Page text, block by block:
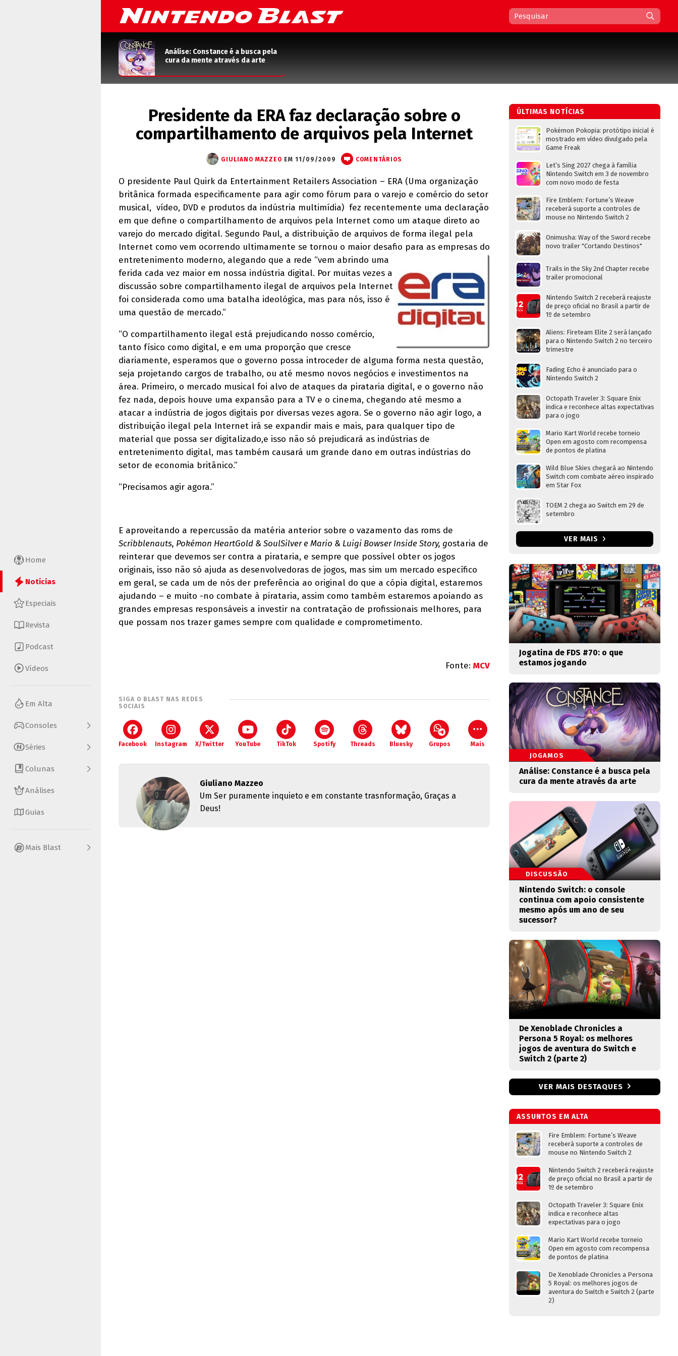
Home
Notícias
Especiais
Revista
Podcast
Vídeos
Em Alta
Consoles
Séries
Colunas
Análises
Guias
Mais Blast
Análise: Constance é a busca pela
cura da mente através da arte
Presidente da ERA faz declaração sobre o
compartilhamento de arquivos pela Internet
GIULIANO MAZZEO EM 11/09/2009 COMENTÁRIOS
O presidente Paul Quirk da Entertainment Retailers Association – ERA (Uma organização
britânica formada especificamente para agir como fórum para o varejo e comércio do setor
musical, vídeo, DVD e produtos da indústria multimídia) fez recentemente uma declaração
em que define o compartilhamento de arquivos pela Internet como um ataque direto ao
varejo do mercado digital. Segundo Paul, a distribuição de arquivos de forma ilegal pela
Internet como vem ocorrendo ultimamente se tornou o maior desafio para as empresas do
entretenimento moderno, alegando que a rede “vem abrindo uma
ferida cada vez maior em nossa indústria digital. Por muitas vezes a
discussão sobre compartilhamento ilegal de arquivos pela Internet
foi considerada como uma batalha ideológica, mas para nós, isso é
uma questão de mercado.”
“O compartilhamento ilegal está prejudicando nosso comércio,
tanto físico como digital, e em uma proporção que cresce
diariamente, esperamos que o governo possa introceder de alguma forma nesta questão,
seja projetando cargos de trabalho, ou até mesmo novos negócios e investimentos na
área. Primeiro, o mercado musical foi alvo de ataques da pirataria digital, e o governo não
fez nada, depois houve uma expansão para a TV e o cinema, chegando até mesmo a
atacar a indústria de jogos digitais por diversas vezes agora. Se o governo não agir logo, a
distribuição ilegal pela Internet irá se expandir mais e mais, para qualquer tipo de
material que possa ser digitalizado,e isso não só prejudicará as indústrias de
entretenimento digital, mas também causará um grande dano em outras indústrias do
setor de economia britânico.”
“Precisamos agir agora.”
E aproveitando a repercussão da matéria anterior sobre o vazamento das roms de
Scribblenauts, Pokémon HeartGold & SoulSilver e Mario & Luigi Bowser Inside Story, gostaria de
reinterar que devemos ser contra a pirataria, e sempre que possível obter os jogos
originais, isso não só ajuda as desenvolvedoras de jogos, mas sim um mercado específico
em geral, se cada um de nós der preferência ao original do que a cópia digital, estaremos
ajudando – e muito -no combate à pirataria, assim como também estaremos apoiando as
grandes empresas responsáveis a investir na contratação de profissionais melhores, para
que possam nos trazer games sempre com qualidade e comprometimento.
Fonte: MCV
SIGA O BLAST NAS REDES
SOCIAIS
Facebook Instagram X/Twitter YouTube TikTok Spotify Threads Bluesky Grupos Mais
Giuliano Mazzeo
Um Ser puramente inquieto e em constante trasnformação, Graças a
Deus!
ÚLTIMAS NOTÍCIAS
Pokémon Pokopia: protótipo inicial é
mostrado em vídeo divulgado pela
Game Freak
Let’s Sing 2027 chega à família
Nintendo Switch em 3 de novembro
com novo modo de festa
Fire Emblem: Fortune’s Weave
receberá suporte a controles de
mouse no Nintendo Switch 2
Onimusha: Way of the Sword recebe
novo trailer "Cortando Destinos"
Trails in the Sky 2nd Chapter recebe
trailer promocional
Nintendo Switch 2 receberá reajuste
de preço oficial no Brasil a partir de
1º de setembro
Aliens: Fireteam Elite 2 será lançado
para o Nintendo Switch 2 no terceiro
trimestre
Fading Echo é anunciado para o
Nintendo Switch 2
Octopath Traveler 3: Square Enix
indica e reconhece altas expectativas
para o jogo
Mario Kart World recebe torneio
Open em agosto com recompensa
de pontos de platina
Wild Blue Skies chegará ao Nintendo
Switch com combate aéreo inspirado
em Star Fox
TOEM 2 chega ao Switch em 29 de
setembro
VER MAIS
Jogatina de FDS #70: o que
estamos jogando
JOGAMOS
Análise: Constance é a busca pela
cura da mente através da arte
DISCUSSÃO
Nintendo Switch: o console
continua com apoio consistente
mesmo após um ano de seu
sucessor?
De Xenoblade Chronicles a
Persona 5 Royal: os melhores
jogos de aventura do Switch e
Switch 2 (parte 2)
VER MAIS DESTAQUES
ASSUNTOS EM ALTA
Fire Emblem: Fortune’s Weave
receberá suporte a controles de
mouse no Nintendo Switch 2
Nintendo Switch 2 receberá reajuste
de preço oficial no Brasil a partir de
1º de setembro
Octopath Traveler 3: Square Enix
indica e reconhece altas
expectativas para o jogo
Mario Kart World recebe torneio
Open em agosto com recompensa
de pontos de platina
De Xenoblade Chronicles a Persona
5 Royal: os melhores jogos de
aventura do Switch e Switch 2 (parte
2)